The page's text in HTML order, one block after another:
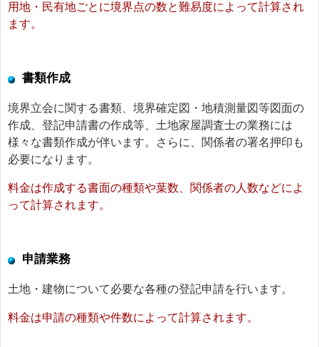
用地・民有地ごとに境界点の数と難易度によって計算され
ます。
書類作成
境界立会に関する書類、境界確定図・地積測量図等図面の
作成、登記申請書の作成等、土地家屋調査士の業務には
様々な書類作成が伴います。さらに、関係者の署名押印も
必要になります。
料金は作成する書面の種類や葉数、関係者の人数などによ
って計算されます。
申請業務
土地・建物について必要な各種の登記申請を行います。
料金は申請の種類や件数によって計算されます。